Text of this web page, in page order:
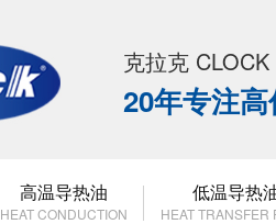
克拉克
20年专注
高温导热油
HEAT CONDUCTION
低温导热
HEAT TRANSFER